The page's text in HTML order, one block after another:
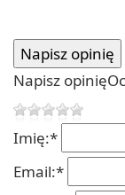
Napisz opinię
Imię:*
Email:*